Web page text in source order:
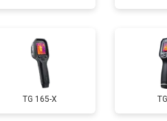
TG 165-X